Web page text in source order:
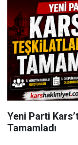
Yeni Parti
Tamamladı